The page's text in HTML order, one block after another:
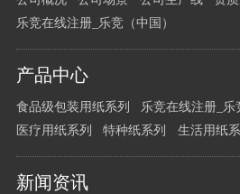
乐竞在线注册_乐竞（中国）
产品中心
食品级包装用纸系列
乐竞在线注册_乐
医疗用纸系列
特种纸系列 生活用纸
新闻资讯